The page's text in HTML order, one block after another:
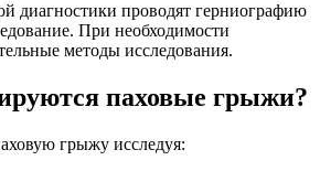
диагностики проводят герниографию
При необходимости
методы исследования.
паховые грыжи?
грыжу исследуя: